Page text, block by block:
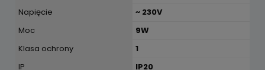
Napięcie
~ 230V
Moc
9W
Klasa ochrony
1
IP
IP20